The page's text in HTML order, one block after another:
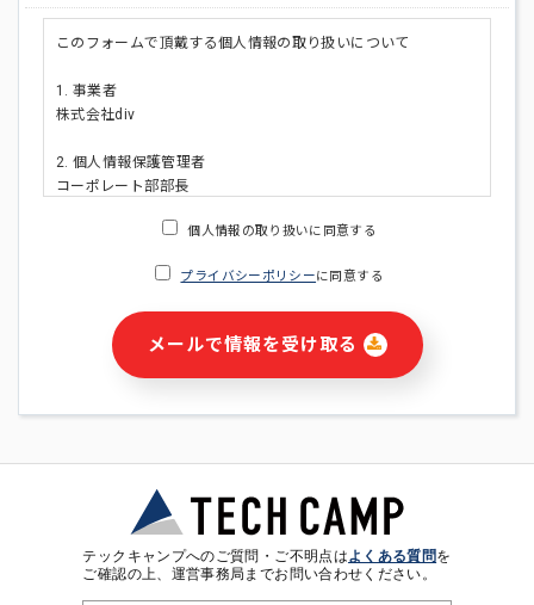
このフォームで頂戴する個人情報の取り扱いについて
1. 事業者
株式会社div
2. 個人情報保護管理者
コーポレート部部長
・ご請求された資料の送付のため
・本サービス及び本サービスに関連する情報(当社及び第三者の
サービス又は商品等の広告配信・宣伝を含みますが、それらに
・個人(法人の場合は担当者)を識別できない形式に加工した統
計情報の作成および利用
※上記の利用目的に基づいた本人への連絡及び配信について
個人情報の取り扱いに同意する
プライバシーポリシーに同意する
メールで情報を受け取る
テックキャンプへのご質問・ご不明点はよくある質問を
ご確認の上、運営事務局までお問い合わせください。